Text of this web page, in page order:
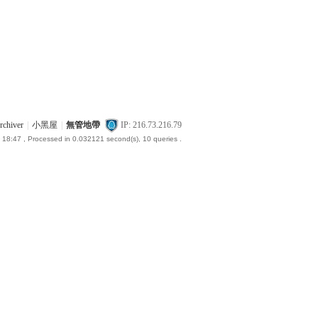
小黑屋 無管地帶 IP: 216.73.216.79
18:47 , Processed in 0.032121 second(s), 10 queries .